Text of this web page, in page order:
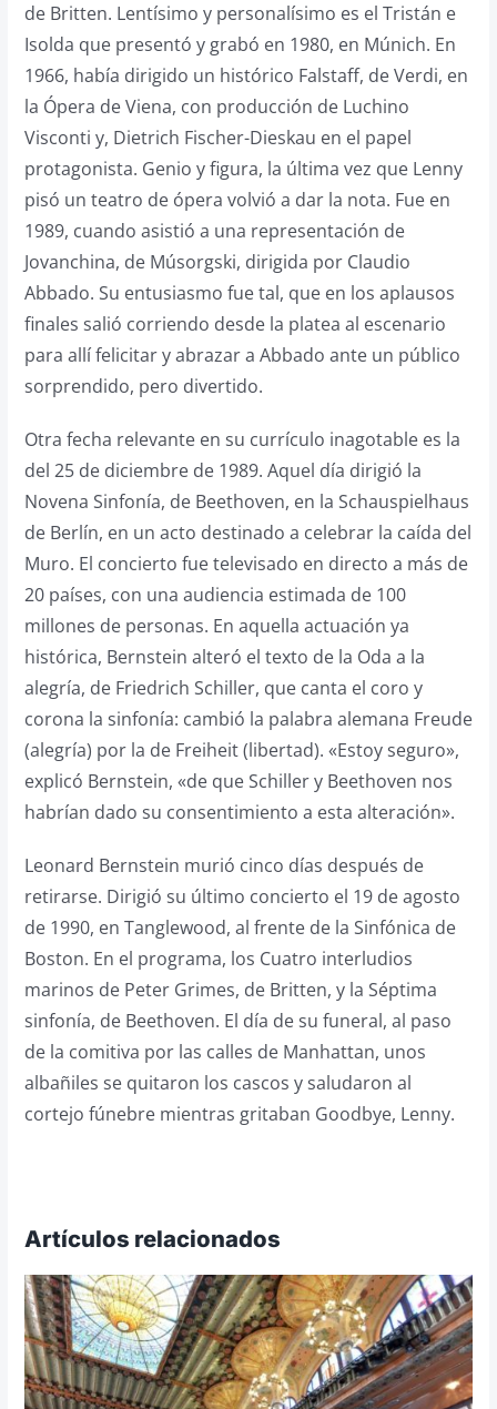
de Britten. Lentísimo y personalísimo es el Tristán e
Isolda que presentó y grabó en 1980, en Múnich. En
1966, había dirigido un histórico Falstaff, de Verdi, en
la Ópera de Viena, con producción de Luchino
Visconti y, Dietrich Fischer-Dieskau en el papel
protagonista. Genio y figura, la última vez que Lenny
pisó un teatro de ópera volvió a dar la nota. Fue en
1989, cuando asistió a una representación de
Jovanchina, de Músorgski, dirigida por Claudio
Abbado. Su entusiasmo fue tal, que en los aplausos
finales salió corriendo desde la platea al escenario
para allí felicitar y abrazar a Abbado ante un público
sorprendido, pero divertido.
Otra fecha relevante en su currículo inagotable es la
del 25 de diciembre de 1989. Aquel día dirigió la
Novena Sinfonía, de Beethoven, en la Schauspielhaus
de Berlín, en un acto destinado a celebrar la caída del
Muro. El concierto fue televisado en directo a más de
20 países, con una audiencia estimada de 100
millones de personas. En aquella actuación ya
histórica, Bernstein alteró el texto de la Oda a la
alegría, de Friedrich Schiller, que canta el coro y
corona la sinfonía: cambió la palabra alemana Freude
(alegría) por la de Freiheit (libertad). «Estoy seguro»,
explicó Bernstein, «de que Schiller y Beethoven nos
habrían dado su consentimiento a esta alteración».
Leonard Bernstein murió cinco días después de
retirarse. Dirigió su último concierto el 19 de agosto
de 1990, en Tanglewood, al frente de la Sinfónica de
Boston. En el programa, los Cuatro interludios
marinos de Peter Grimes, de Britten, y la Séptima
sinfonía, de Beethoven. El día de su funeral, al paso
de la comitiva por las calles de Manhattan, unos
albañiles se quitaron los cascos y saludaron al
cortejo fúnebre mientras gritaban Goodbye, Lenny.
Artículos relacionados